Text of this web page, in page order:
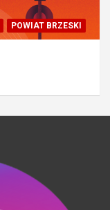
POWIAT BRZESKI